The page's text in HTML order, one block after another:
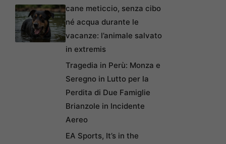
cane meticcio, senza cibo
né acqua durante le
vacanze: l’animale salvato
in extremis
Tragedia in Perù: Monza e
Seregno in Lutto per la
Perdita di Due Famiglie
Brianzole in Incidente
Aereo
EA Sports, It’s in the